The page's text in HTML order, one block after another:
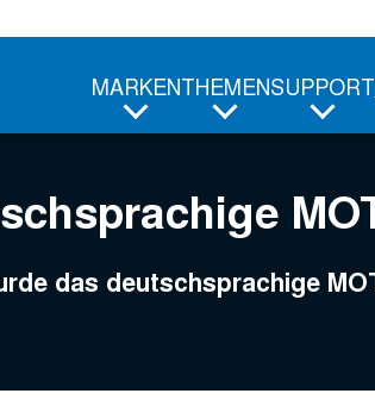
MARKENTHEMENSUPPORT
das deutschsprachige